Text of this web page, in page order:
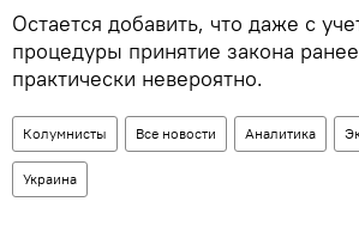
Остается добавить, что даже с
процедуры принятие закона
практически невероятно.
Колумнисты Все новости Аналитика
Украина